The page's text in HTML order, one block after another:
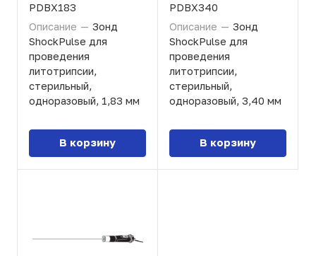
PDBX183
Описание — Зонд
ShockPulse для
проведения
литотрипсии,
стерильный,
одноразовый, 1,83 мм
В корзину
PDBX340
Описание — Зонд
ShockPulse для
проведения
литотрипсии,
стерильный,
одноразовый, 3,40 мм
В корзину